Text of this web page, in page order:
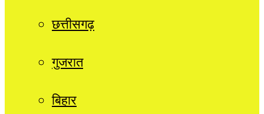
छत्तीसगढ़
गुजरात
बिहार